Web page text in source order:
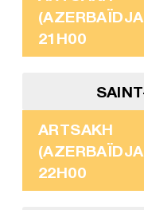
21H00
ARTSAKH
22H00